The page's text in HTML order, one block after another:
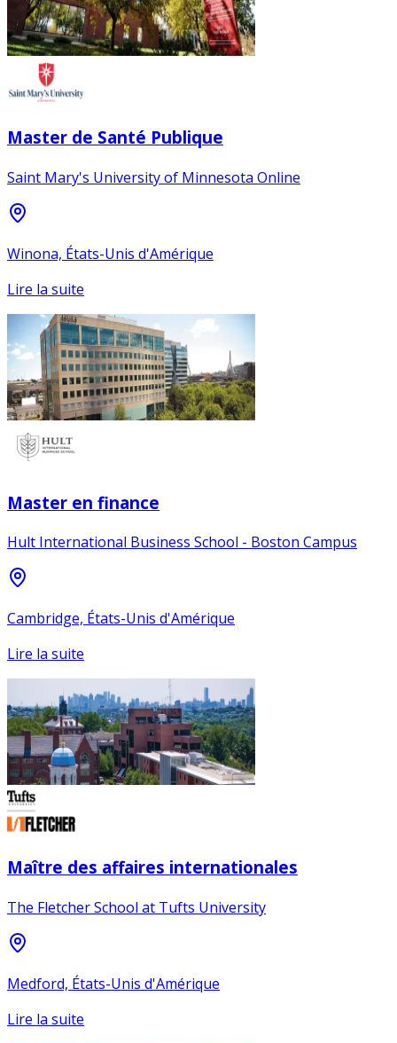
Master de Santé Publique
Saint Mary's University of Minnesota Online
Winona, États-Unis d'Amérique
Lire la suite
Master en finance
Hult International Business School - Boston Campus
Cambridge, États-Unis d'Amérique
Lire la suite
Maître des affaires internationales
The Fletcher School at Tufts University
Medford, États-Unis d'Amérique
Lire la suite